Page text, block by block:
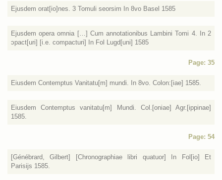
Ejusdem orat[io]nes. 3 Tomuli seorsim In 8vo Basel 1585
Ejusdem opera omnia […] Cum annotationibus Lambini Tomi 4. In 2
ɔpact[uri] [i.e. compacturi] In Fol Lugd[uni] 1585
Page: 35
Eiusdem Contemptus Vanitatu[m] mundi. In 8vo. Colon:[iae] 1585.
Eiusdem Contemptus vanitatu[m] Mundi. Col.[oniae] Agr.[ippinae]
1585.
Page: 54
[Génébrard, Gilbert] [Chronographiae libri quatuor] In Fol[io] Et
Parisijs 1585.